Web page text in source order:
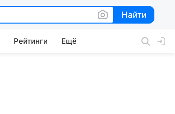
Найти
Найти
Рейтинги Ещё